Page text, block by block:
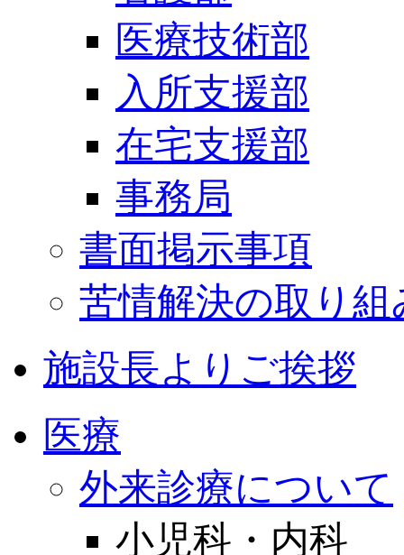
医療技術部
入所支援部
在宅支援部
事務局
書面掲示事項
苦情解決の取り組
施設長よりご挨拶
医療
外来診療について
小児科・内科